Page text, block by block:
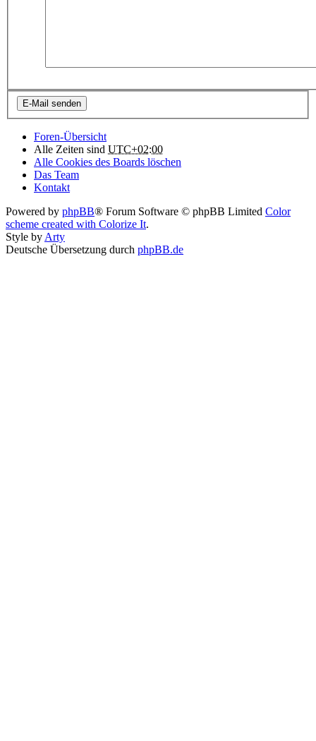
Foren-Übersicht
Alle Zeiten sind UTC+02:00
Alle Cookies des Boards löschen
Das Team
Kontakt
Powered by phpBB® Forum Software © phpBB Limited Color
scheme created with Colorize It.
Style by Arty
Deutsche Übersetzung durch phpBB.de